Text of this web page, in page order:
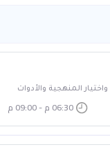
المنهجية والأدوات
06:30 م - 09:00 م